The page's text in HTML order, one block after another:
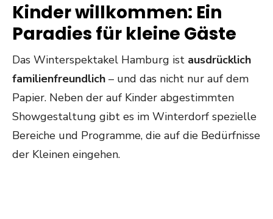
Kinder willkommen: Ein
Paradies für kleine Gäste
Das Winterspektakel Hamburg ist ausdrücklich
familienfreundlich – und das nicht nur auf dem
Papier. Neben der auf Kinder abgestimmten
Showgestaltung gibt es im Winterdorf spezielle
Bereiche und Programme, die auf die Bedürfnisse
der Kleinen eingehen.